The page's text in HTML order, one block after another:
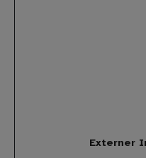
Externer